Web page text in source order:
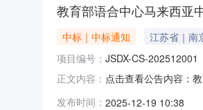
教育部语合中心马来西亚
中标｜中标通知 江苏省｜南
项目编号： JSDX-CS-202512001
正文内容： 点击查看公告内容：
发布时间： 2025-12-19 10:38